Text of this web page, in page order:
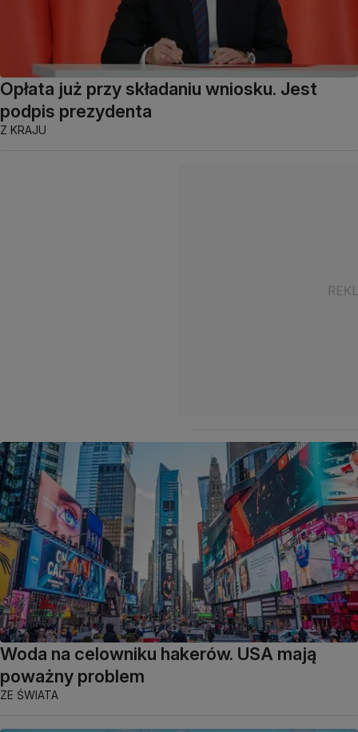
Opłata już przy składaniu wniosku. Jest
podpis prezydenta
Z KRAJU
Woda na celowniku hakerów. USA mają
poważny problem
ZE ŚWIATA